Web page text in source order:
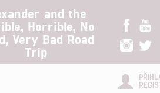
and the
Horrible, No
Very Bad Road
Trip